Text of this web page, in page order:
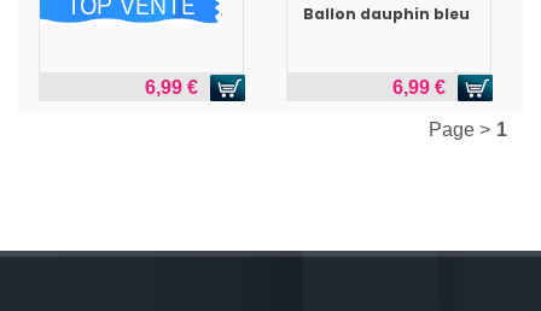
Ballon dauphin rose
6,99 €
Ballon dauphin bleu
6,99 €
Page > 1